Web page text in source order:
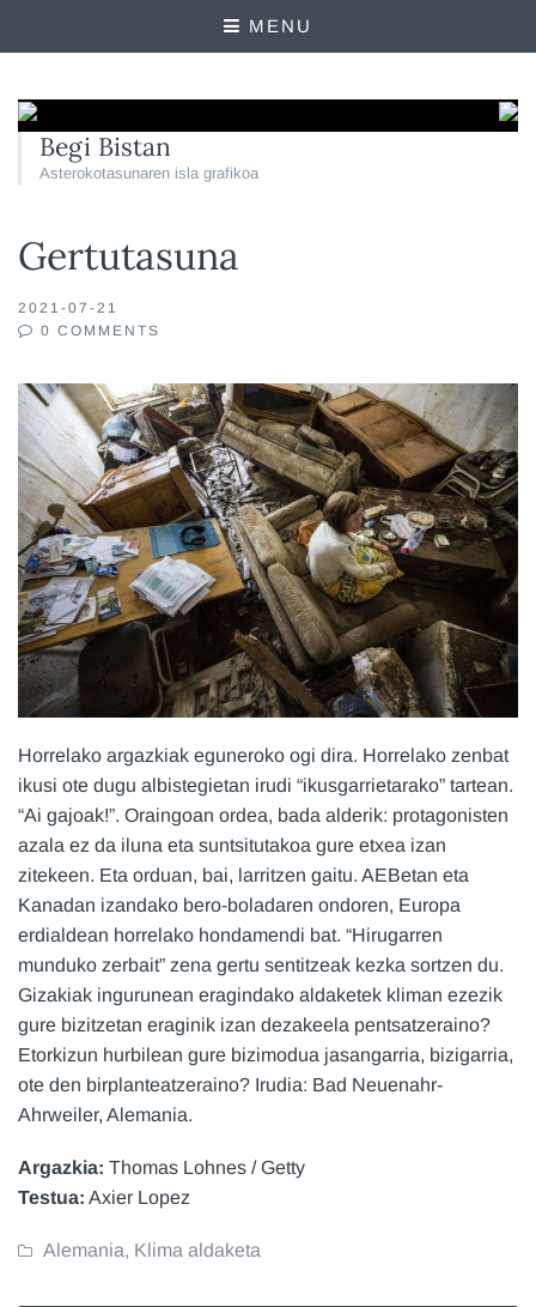
MENU
Begi Bistan
Asterokotasunaren isla grafikoa
Gertutasuna
2021-07-21
0 COMMENTS
Horrelako argazkiak eguneroko ogi dira. Horrelako zenbat
ikusi ote dugu albistegietan irudi “ikusgarrietarako” tartean.
“Ai gajoak!”. Oraingoan ordea, bada alderik: protagonisten
azala ez da iluna eta suntsitutakoa gure etxea izan
zitekeen. Eta orduan, bai, larritzen gaitu. AEBetan eta
Kanadan izandako bero-boladaren ondoren, Europa
erdialdean horrelako hondamendi bat. “Hirugarren
munduko zerbait” zena gertu sentitzeak kezka sortzen du.
Gizakiak ingurunean eragindako aldaketek kliman ezezik
gure bizitzetan eraginik izan dezakeela pentsatzeraino?
Etorkizun hurbilean gure bizimodua jasangarria, bizigarria,
ote den birplanteatzeraino? Irudia: Bad Neuenahr-
Ahrweiler, Alemania.
Argazkia: Thomas Lohnes / Getty
Testua: Axier Lopez
Alemania, Klima aldaketa